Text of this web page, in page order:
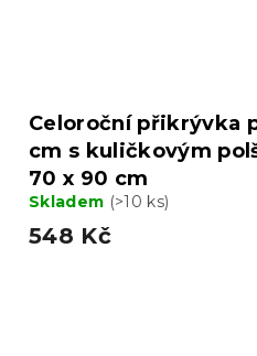
Celoroční přikrývka
cm s kuličkovým
70 x 90 cm
Skladem (>10 ks)
548 Kč